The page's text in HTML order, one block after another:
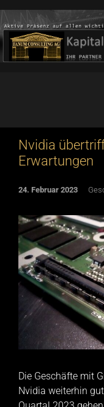
Skip to main content
Nvidia
Erwartungen
24. Februar 2023
Die Geschäfte mit
Nvidia weiterhin